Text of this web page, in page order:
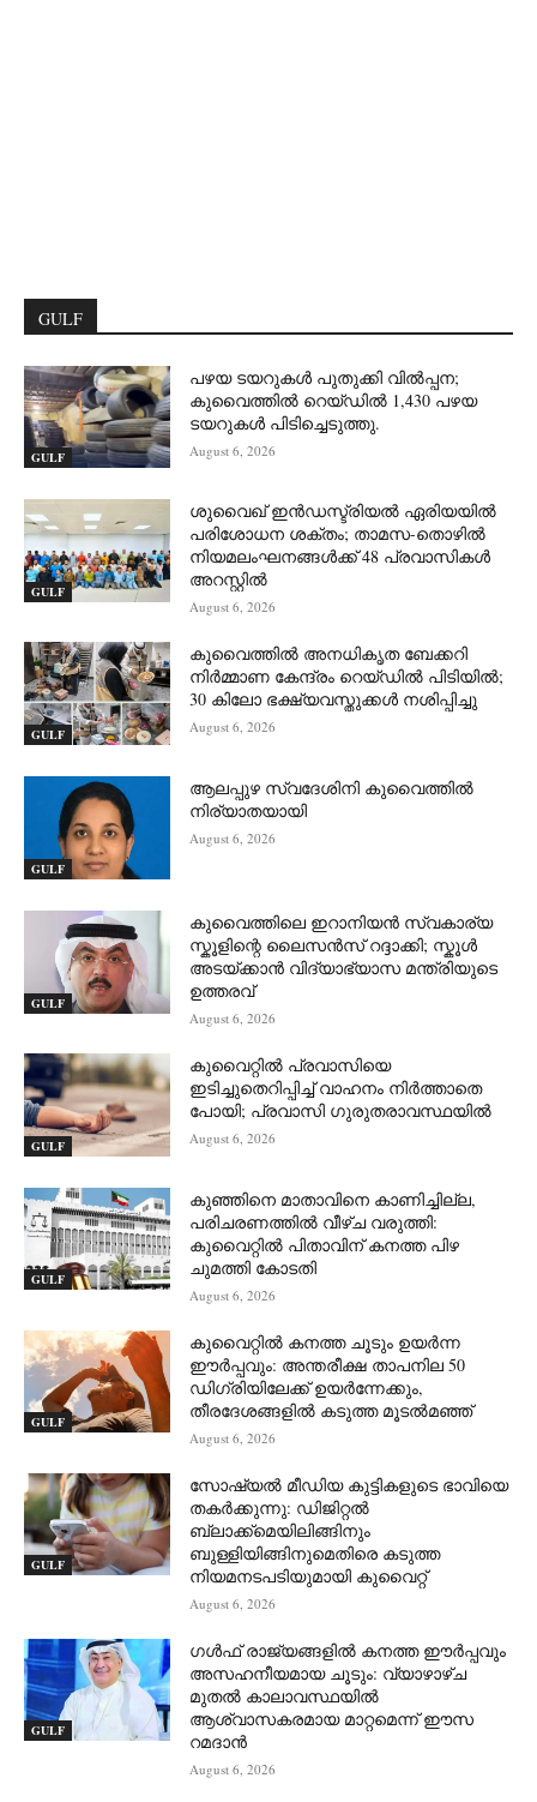
GULF
GULF
പഴയ ടയറുകൾ പുതുക്കി വിൽപ്പന;
കുവൈത്തിൽ റെയ്ഡിൽ 1,430 പഴയ
ടയറുകൾ പിടിച്ചെടുത്തു.
August 6, 2026
GULF
ശുവൈഖ് ഇൻഡസ്ട്രിയൽ ഏരിയയിൽ
പരിശോധന ശക്തം; താമസ-തൊഴിൽ
നിയമലംഘനങ്ങൾക്ക് 48 പ്രവാസികൾ
അറസ്റ്റിൽ
August 6, 2026
GULF
കുവൈത്തിൽ അനധികൃത ബേക്കറി
നിർമ്മാണ കേന്ദ്രം റെയ്ഡിൽ പിടിയിൽ;
30 കിലോ ഭക്ഷ്യവസ്തുക്കൾ നശിപ്പിച്ചു
August 6, 2026
GULF
ആലപ്പുഴ സ്വദേശിനി കുവൈത്തിൽ
നിര്യാതയായി
August 6, 2026
GULF
കുവൈത്തിലെ ഇറാനിയൻ സ്വകാര്യ
സ്കൂളിന്റെ ലൈസൻസ് റദ്ദാക്കി; സ്കൂൾ
അടയ്ക്കാൻ വിദ്യാഭ്യാസ മന്ത്രിയുടെ
ഉത്തരവ്
August 6, 2026
GULF
കുവൈറ്റിൽ പ്രവാസിയെ
ഇടിച്ചുതെറിപ്പിച്ച് വാഹനം നിർത്താതെ
പോയി; പ്രവാസി ഗുരുതരാവസ്ഥയിൽ
August 6, 2026
GULF
കുഞ്ഞിനെ മാതാവിനെ കാണിച്ചില്ല,
പരിചരണത്തിൽ വീഴ്ച വരുത്തി:
കുവൈറ്റിൽ പിതാവിന് കനത്ത പിഴ
ചുമത്തി കോടതി
August 6, 2026
GULF
കുവൈറ്റിൽ കനത്ത ചൂടും ഉയർന്ന
ഈർപ്പവും: അന്തരീക്ഷ താപനില 50
ഡിഗ്രിയിലേക്ക് ഉയർന്നേക്കും,
തീരദേശങ്ങളിൽ കടുത്ത മൂടൽമഞ്ഞ്
August 6, 2026
GULF
സോഷ്യൽ മീഡിയ കുട്ടികളുടെ ഭാവിയെ
തകർക്കുന്നു: ഡിജിറ്റൽ
ബ്ലാക്ക്‌മെയിലിങ്ങിനും
ബുള്ളിയിങ്ങിനുമെതിരെ കടുത്ത
നിയമനടപടിയുമായി കുവൈറ്റ്
August 6, 2026
GULF
ഗൾഫ് രാജ്യങ്ങളിൽ കനത്ത ഈർപ്പവും
അസഹനീയമായ ചൂടും: വ്യാഴാഴ്ച
മുതൽ കാലാവസ്ഥയിൽ
ആശ്വാസകരമായ മാറ്റമെന്ന് ഈസ
റമദാൻ
August 6, 2026